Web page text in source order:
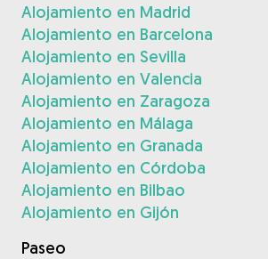
Alojamiento en Madrid
Alojamiento en Barcelona
Alojamiento en Sevilla
Alojamiento en Valencia
Alojamiento en Zaragoza
Alojamiento en Málaga
Alojamiento en Granada
Alojamiento en Córdoba
Alojamiento en Bilbao
Alojamiento en Gijón
Paseo